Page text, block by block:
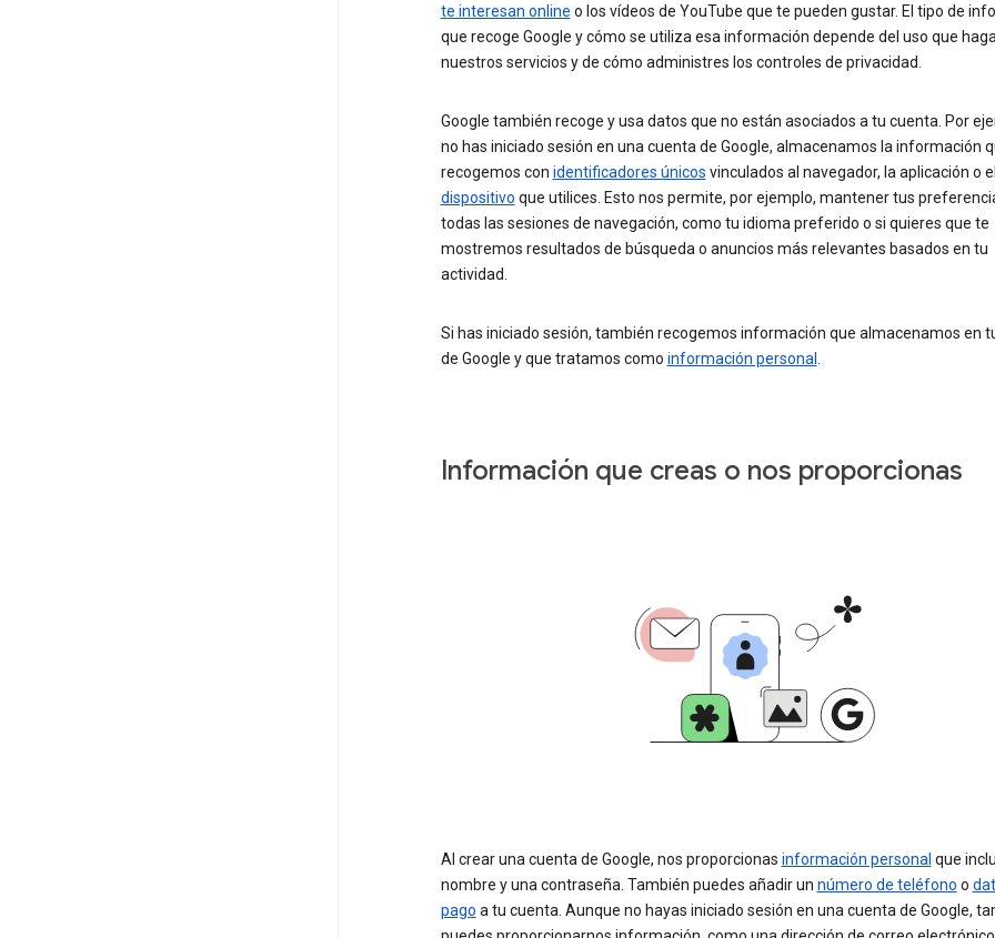
te interesan online o los vídeos de YouTube que te pueden gustar. El tipo de
que recoge Google y cómo se utiliza esa información depende del uso que
nuestros servicios y de cómo administres los controles de privacidad.
Google también recoge y usa datos que no están asociados a tu cuenta. Por
no has iniciado sesión en una cuenta de Google, almacenamos la información
recogemos con identificadores únicos vinculados al navegador, la aplicación o el
dispositivo que utilices. Esto nos permite, por ejemplo, mantener tus
todas las sesiones de navegación, como tu idioma preferido o si quieres que te
mostremos resultados de búsqueda o anuncios más relevantes basados en tu
actividad.
Si has iniciado sesión, también recogemos información que almacenamos en
de Google y que tratamos como información personal
Información que creas o nos proporcionas
Al crear una cuenta de Google, nos proporcionas información personal que
nombre y una contraseña. También puedes añadir un número de teléfono o
pago a tu cuenta. Aunque no hayas iniciado sesión en una cuenta de Google,